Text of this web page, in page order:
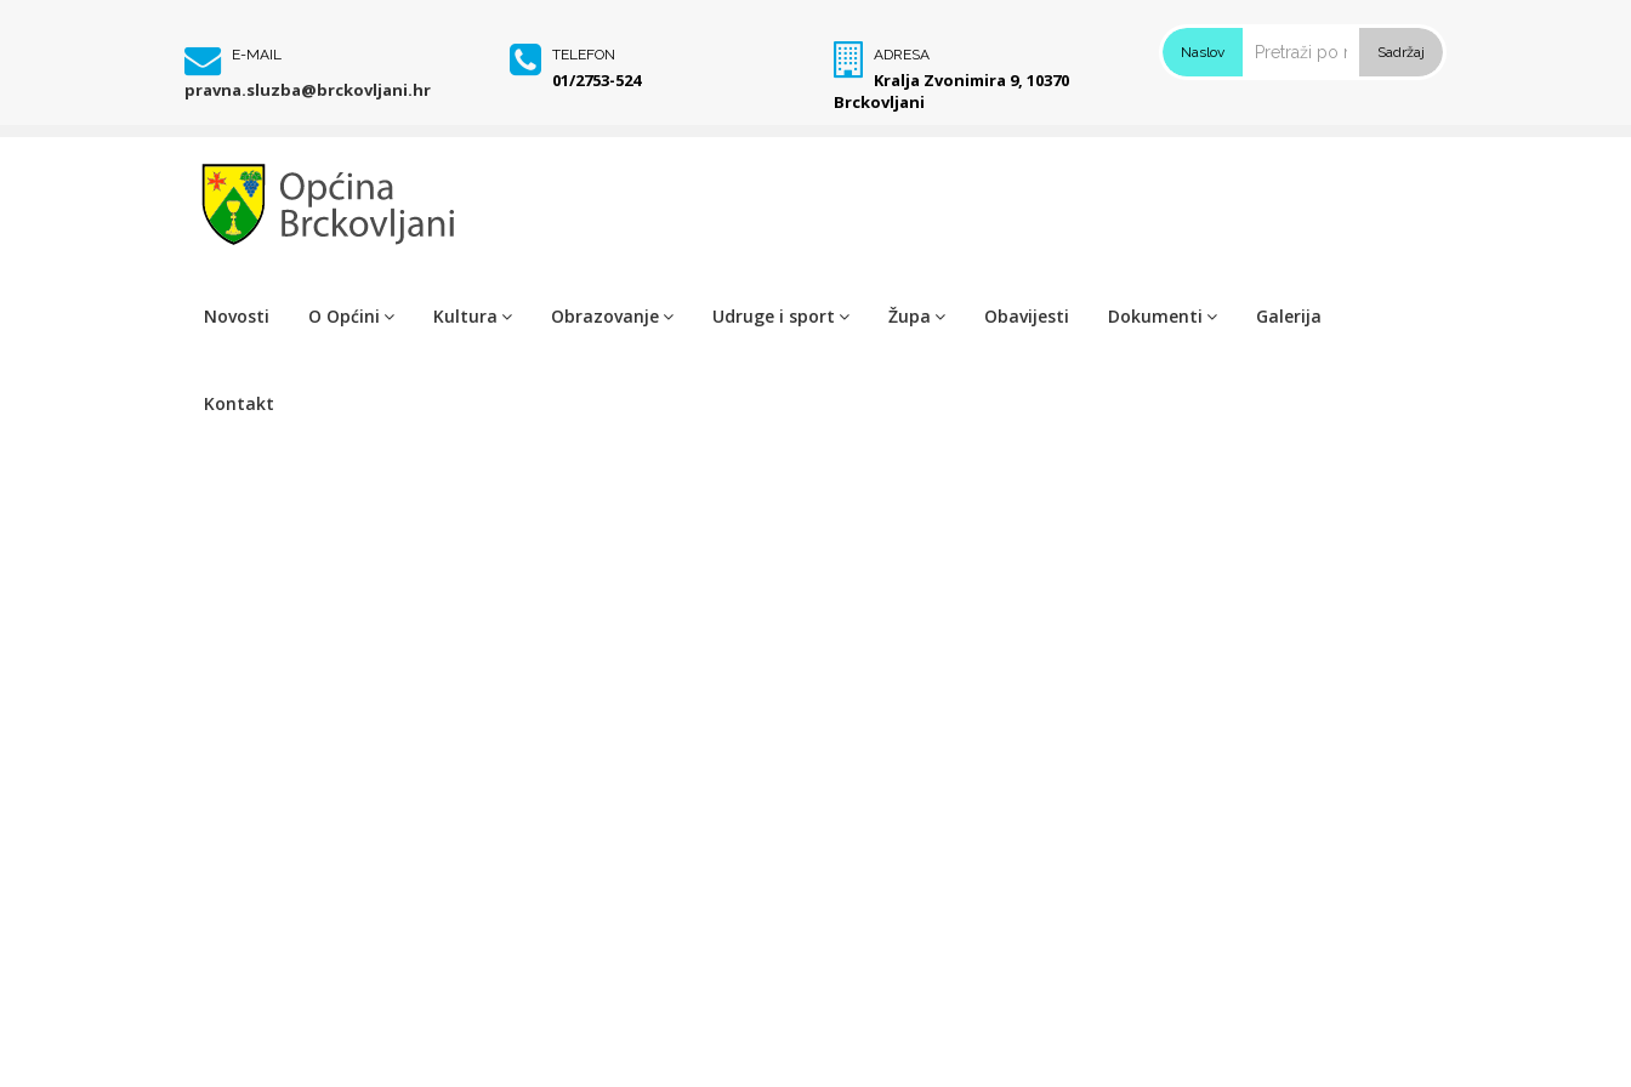
E-MAIL
pravna.sluzba@brckovljani.hr
TELEFON
01/2753-524
ADRESA
Kralja Zvonimira 9, 10370
Brckovljani
Naslov Sadržaj
Novosti O Općini Kultura Obrazovanje Udruge i sport Župa Obavijesti Dokumenti Galerija
Kontakt